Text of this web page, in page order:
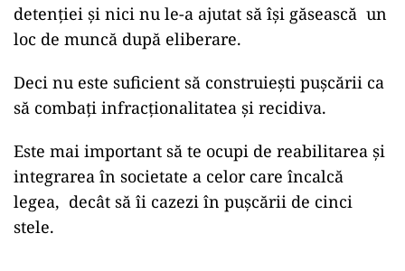
detenției și nici nu le-a ajutat să își găsească un
loc de muncă după eliberare.
Deci nu este suficient să construiești pușcării ca
să combați infracționalitatea și recidiva.
Este mai important să te ocupi de reabilitarea și
integrarea în societate a celor care încalcă
legea, decât să îi cazezi în pușcării de cinci
stele.